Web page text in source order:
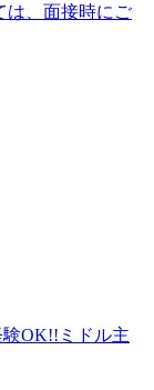
、面接時にご
OK!!ミドル主